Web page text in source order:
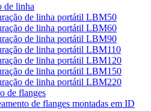
de linha
de linha portátil LBM50
de linha portátil LBM60
de linha portátil LBM90
de linha portátil LBM110
de linha portátil LBM120
de linha portátil LBM150
de linha portátil LBM220
de flanges
de flanges montadas em ID